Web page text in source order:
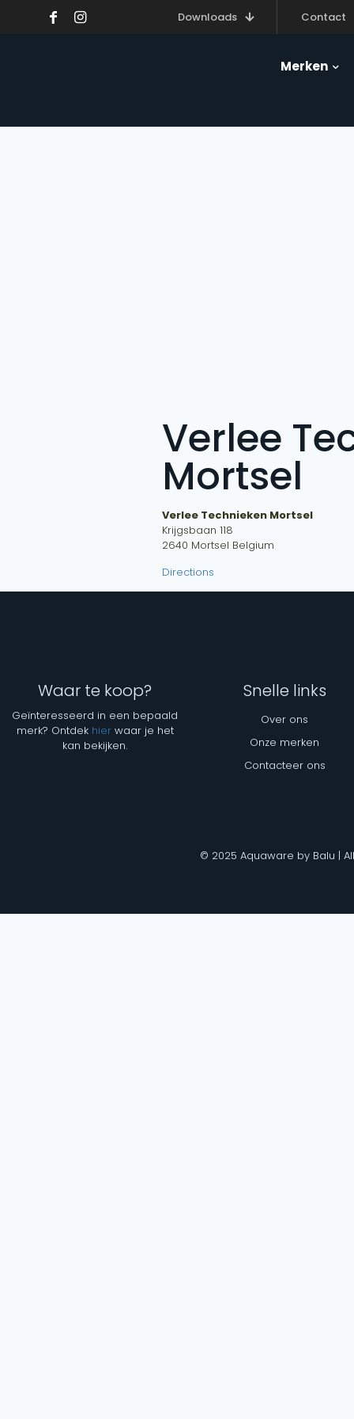
Downloads Contact
Merken
Verlee
Mortsel
Verlee Technieken Mortsel
Krijgsbaan 118
2640 Mortsel Belgium
Directions
Waar te koop?
Geïnteresseerd in een bepaald
merk? Ontdek hierwaar je het
kan bekijken.
Snelle links
Over ons
Onze merken
Contacteer ons
© 2025 Aquaware by Balu |